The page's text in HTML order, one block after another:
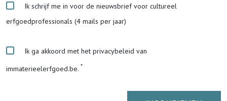
Ik schrijf me in voor de nieuwsbrief voor cultureel
erfgoedprofessionals (4 mails per jaar)
Ik ga akkoord met het privacybeleid van
immaterieelerfgoed.be.